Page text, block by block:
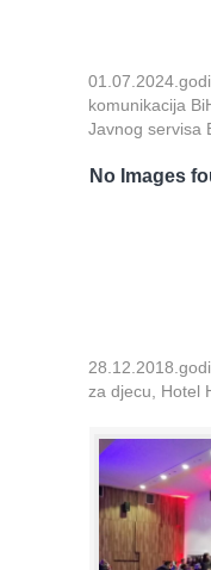
komunikacija
Javnog servisa
No Images
za djecu, Hotel